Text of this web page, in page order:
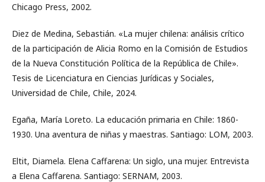
Chicago Press, 2002.
Diez de Medina, Sebastián. «La mujer chilena: análisis crítico
de la participación de Alicia Romo en la Comisión de Estudios
de la Nueva Constitución Política de la República de Chile».
Tesis de Licenciatura en Ciencias Jurídicas y Sociales,
Universidad de Chile, Chile, 2024.
Egaña, María Loreto. La educación primaria en Chile: 1860-
1930. Una aventura de niñas y maestras. Santiago: LOM, 2003.
Eltit, Diamela. Elena Caffarena: Un siglo, una mujer. Entrevista
a Elena Caffarena. Santiago: SERNAM, 2003.